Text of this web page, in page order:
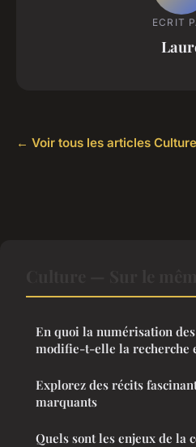
ECRIT
← Voir tous les articles Culture
En quoi la numérisation
modifie-t-elle la recherche
Explorez des récits
marquants
Quels sont les enjeux de la